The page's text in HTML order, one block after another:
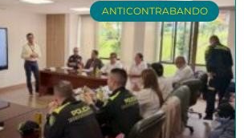
ANTICONTRABANDO